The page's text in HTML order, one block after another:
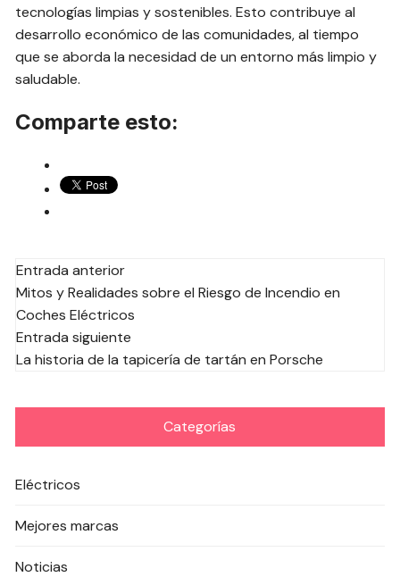
tecnologías limpias y sostenibles. Esto contribuye al
desarrollo económico de las comunidades, al tiempo
que se aborda la necesidad de un entorno más limpio y
saludable.
Comparte esto:
Navegación
de
las
entradas
Entrada anterior
Mitos y Realidades sobre el Riesgo de Incendio en
Coches Eléctricos
Entrada siguiente
La historia de la tapicería de tartán en Porsche
Categorías
Eléctricos
Mejores marcas
Noticias